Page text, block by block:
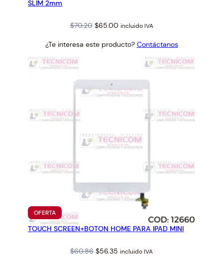
SLIM 2mm
$70.20 Original
was:
$65.00Current
is:
incluido IVA
¿Te interesa este producto? Contáctanos
OFERTAPRODUCTO
EN
OFERTA
TOUCH SCREEN+BOTON HOME PARA IPAD MINI
$60.86 Original
$56.35 Current
incluido IVA